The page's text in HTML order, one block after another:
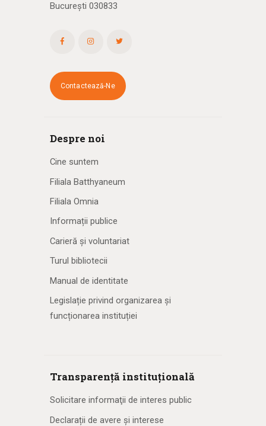
București 030833
Contactează-Ne
Despre noi
Cine suntem
Filiala Batthyaneum
Filiala Omnia
Informații publice
Carieră și voluntariat
Turul bibliotecii
Manual de identitate
Legislație privind organizarea și
funcționarea instituției
Transparență instituțională
Solicitare informaţii de interes public
Declarații de avere și interese